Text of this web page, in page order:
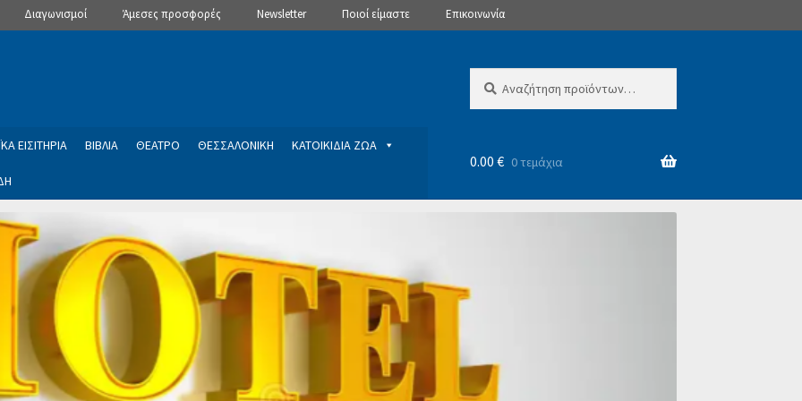
Διαγωνισμοί Άμεσες προσφορές Newsletter Ποιοί είμαστε Επικοινωνία
για:
ΕΙΣΙΤΗΡΙΑ ΒΙΒΛΙΑ ΘΕΑΤΡΟ ΘΕΣΣΑΛΟΝΙΚΗ ΚΑΤΟΙΚΙΔΙΑ ΖΩΑ
εγγραφής στο Newsletter του Dealistas.grΕπικοινωνίαΚαλάθι
0.00 € 0 τεμάχια